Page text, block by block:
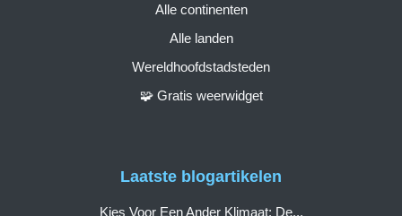
Alle continenten
Alle landen
Wereldhoofdstadsteden
🧩 Gratis weerwidget
Laatste blogartikelen
Kies Voor Een Ander Klimaat: De...